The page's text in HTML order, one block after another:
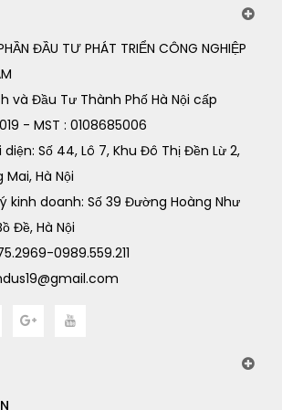
ĐẦU TƯ PHÁT TRIỂN CÔNG NGHIỆP
và Đầu Tư Thành Phố Hà Nội cấp
- MST : 0108685006
Số 44, Lô 7, Khu Đô Thị Đền Lừ 2,
Hà Nội
kinh doanh: Số 39 Đường Hoàng Như
Đề, Hà Nội
0989.559.211